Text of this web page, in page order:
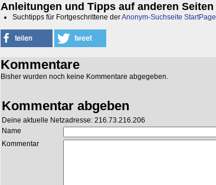
Anleitungen und Tipps auf anderen Seiten
Suchtipps für Fortgeschrittene derAnonym-Suchseite StartPage
Kommentare
Bisher wurden noch keine Kommentare abgegeben.
Kommentar abgeben
Deine aktuelle Netzadresse: 216.73.216.206
Name
Kommentar